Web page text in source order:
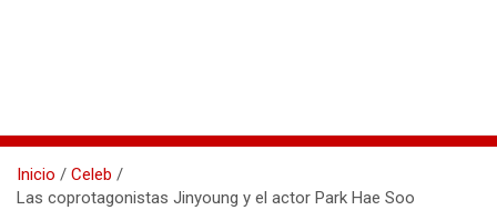
Inicio
Celeb
Las coprotagonistas Jinyoung y el actor Park Hae Soo